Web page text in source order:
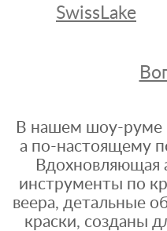
SwissLake
В нашем шоу-руме
а по-настоящему
Вдохновляющая
инструменты по
веера, детальные
краски, созданы